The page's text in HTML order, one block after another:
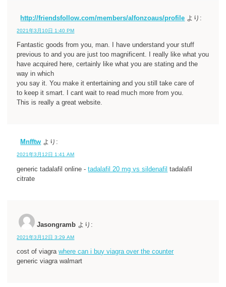
http://friendsfollow.com/members/alfonzoaus/profile より:
2021年3月10日 1:40 PM
Fantastic goods from you, man. I have understand your stuff
previous to and you are just too magnificent. I really like what you
have acquired here, certainly like what you are stating and the
way in which
you say it. You make it entertaining and you still take care of
to keep it smart. I cant wait to read much more from you.
This is really a great website.
Mnfftw より:
2021年3月12日 1:41 AM
generic tadalafil online -tadalafil 20 mg vs sildenafil tadalafil
citrate
Jasongramb より:
2021年3月12日 3:29 AM
cost of viagrawhere can i buy viagra over the counter
generic viagra walmart